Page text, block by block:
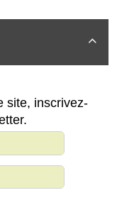

site, inscrivez-